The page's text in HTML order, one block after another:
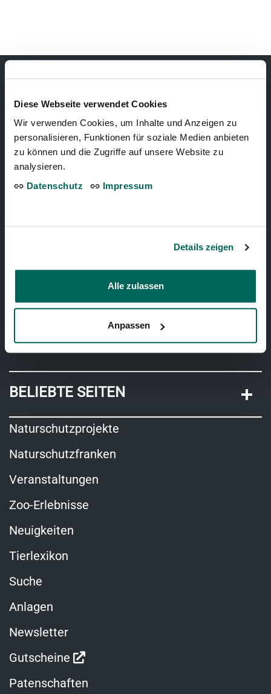
Diese Webseite verwendet Cookies
Wir verwenden Cookies, um Inhalte und Anzeigen zu
personalisieren, Funktionen für soziale Medien anbieten
zu können und die Zugriffe auf unsere Website zu
analysieren.
Datenschutz
Impressum
Details zeigen
Alle zulassen
Anpassen
TIERPARK BERN
Tierparkweg 1
3005 Bern, Schweiz
Telefon: +41 31 321 15 15
Zum Dählhölzli
BärenPark
Telefon: +41 31 321 15 15
BELIEBTE SEITEN
Naturschutzprojekte
Naturschutzfranken
Veranstaltungen
Zoo-Erlebnisse
Neuigkeiten
Tierlexikon
Suche
Anlagen
Newsletter
Gutscheine
Link
öffnet
Patenschaften